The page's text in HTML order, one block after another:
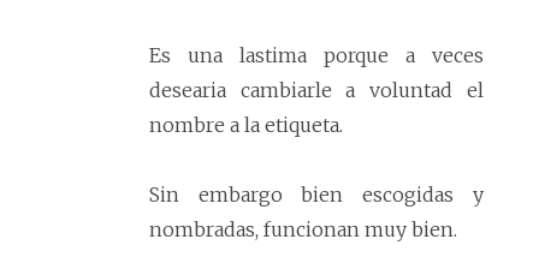
Es una lastima porque a veces
desearia cambiarle a voluntad el
nombre a la etiqueta.
Sin embargo bien escogidas y
nombradas, funcionan muy bien.